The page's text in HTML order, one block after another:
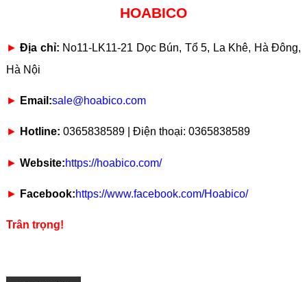
HOABICO
►Địa chỉ: No11-LK11-21 Dọc Bún, Tổ 5, La Khê, Hà Đông,
Hà Nội
► Email:sale@hoabico.com
► Hotline: 0365838589 | Điện thoại: 0365838589
► Website:https://hoabico.com/
► Facebook:https://www.facebook.com/Hoabico/
Trân trọng!